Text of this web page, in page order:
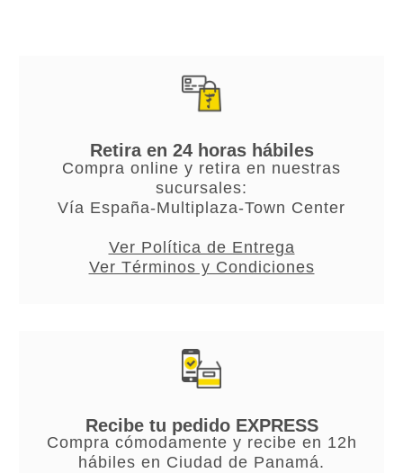
Retira en 24 horas hábiles
Compra online y retira en nuestras
sucursales:
Vía España-Multiplaza-Town Center
Ver Política de Entrega
Ver Términos y Condiciones
Recibe tu pedido EXPRESS
Compra cómodamente y recibe en 12h
hábiles en Ciudad de Panamá.